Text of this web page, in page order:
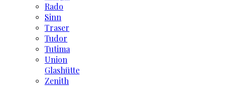
Rado
Sinn
Traser
Tudor
Tutima
Union
Glashütte
Zenith